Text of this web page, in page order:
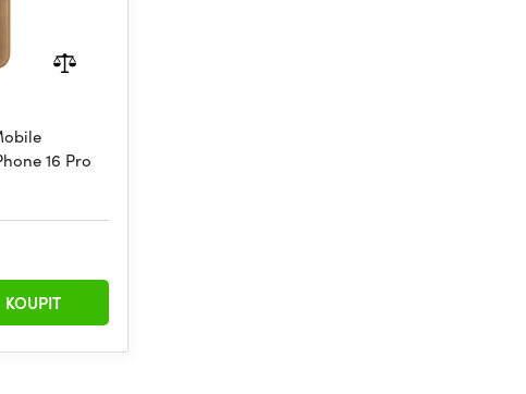
16 Pro
KOUPIT